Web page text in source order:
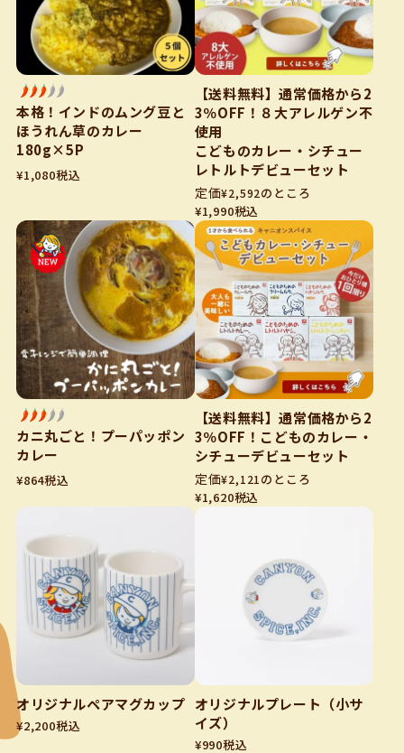
本格！インドのムング豆と
ほうれん草のカレー
180g×5P
¥1,080税込
【送料無料】通常価格から2
3％OFF！８大アレルゲン不
使用
こどものカレー・シチュー
レトルトデビューセット
¥2,592のところ
¥1,990税込
カニ丸ごと！プーパッポン
カレー
¥864税込
【送料無料】通常価格から2
3％OFF！こどものカレー・
シチューデビューセット
¥2,121のところ
¥1,620税込
オリジナルペアマグカップ
¥2,200税込
オリジナルプレート（小サ
イズ）
¥990税込